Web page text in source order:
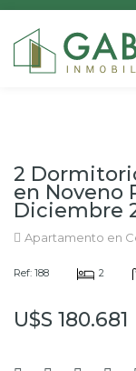
2
en Noveno
Diciembre
Apartamento en
Ref: 188 2
U$S 180.681